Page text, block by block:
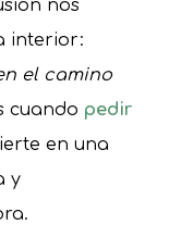
nos
interior:
el camino
cuando pedir
en una
y